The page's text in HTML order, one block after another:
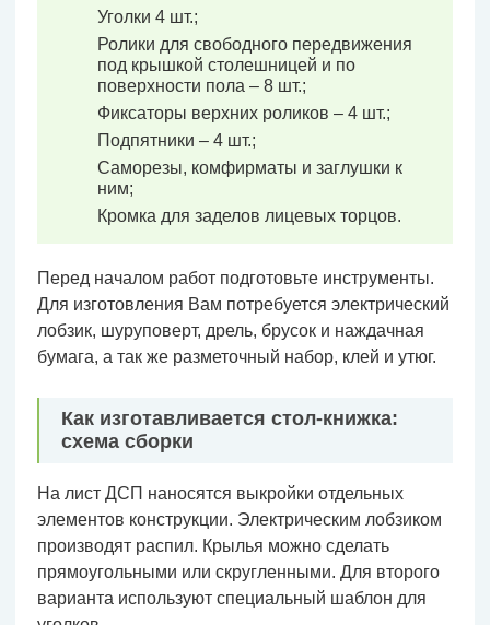
Уголки 4 шт.;
Ролики для свободного передвижения
под крышкой столешницей и по
поверхности пола – 8 шт.;
Фиксаторы верхних роликов – 4 шт.;
Подпятники – 4 шт.;
Саморезы, комфирматы и заглушки к
ним;
Кромка для заделов лицевых торцов.
Перед началом работ подготовьте инструменты.
Для изготовления Вам потребуется электрический
лобзик, шуруповерт, дрель, брусок и наждачная
бумага, а так же разметочный набор, клей и утюг.
Как изготавливается стол-книжка:
схема сборки
На лист ДСП наносятся выкройки отдельных
элементов конструкции. Электрическим лобзиком
производят распил. Крылья можно сделать
прямоугольными или скругленными. Для второго
варианта используют специальный шаблон для